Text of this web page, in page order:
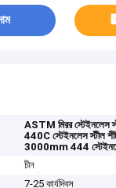
ASTM মিরর স্টেইনলেস
440C স্টেইনলেস স্টীল
3000mm 444
চীন
7-25 কার্যদিবস